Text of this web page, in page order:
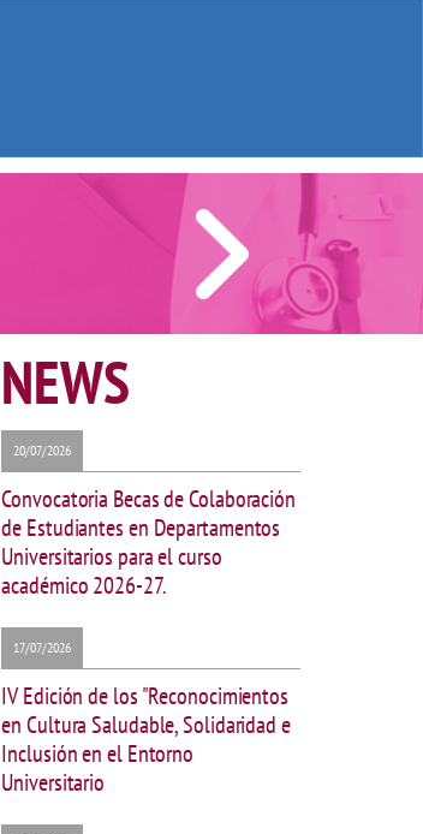
NEWS
20/07/2026
Convocatoria Becas de Colaboración
de Estudiantes en Departamentos
Universitarios para el curso
académico 2026-27.
17/07/2026
IV Edición de los "Reconocimientos
en Cultura Saludable, Solidaridad e
Inclusión en el Entorno
Universitario